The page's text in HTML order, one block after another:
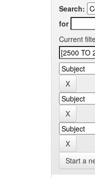
Search:
for
Current
Start a